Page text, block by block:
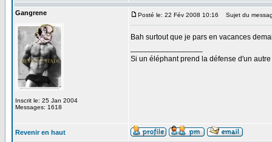
Gangrene
Inscrit le: 25 Jan 2004
Messages: 1618
Posté le: 22 Fév 2008 10:16 Sujet du
Bah surtout que je pars en vacances
Si un éléphant prend la défense d'un
Revenir en haut